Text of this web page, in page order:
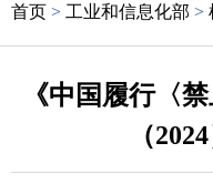
首页 > 工业和信息化部 >
《中国履行〈
（